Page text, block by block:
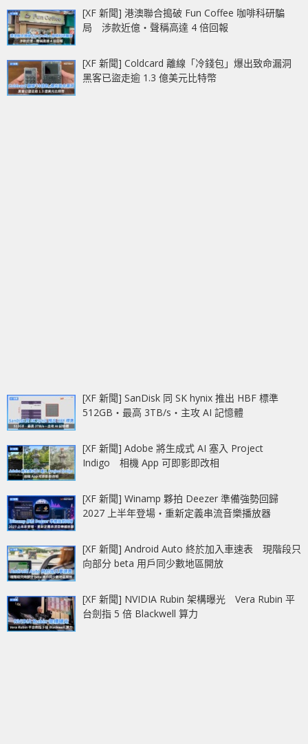
[XF 新聞] 港澳聯合搗破 Fun Coffee 咖啡科研騙
局 涉款近億‧聲稱高達 4 倍回報
[XF 新聞] Coldcard 離線「冷錢包」爆出致命漏洞
黑客已盜走逾 1.3 億美元比特幣
[XF 新聞] SanDisk 同 SK hynix 推出 HBF 標準
512GB‧最高 3TB/s‧主攻 AI 記憶體
[XF 新聞] Adobe 將生成式 AI 塞入 Project
Indigo 相機 App 可即影即改相
[XF 新聞] Winamp 夥拍 Deezer 準備強勢回歸
2027 上半年登場‧重新定義串流音樂播放器
[XF 新聞] Android Auto 終於加入車速表 現階段只
向部分 beta 用戶同少數地區開放
[XF 新聞] NVIDIA Rubin 架構曝光 Vera Rubin 平
台劍指 5 倍 Blackwell 算力